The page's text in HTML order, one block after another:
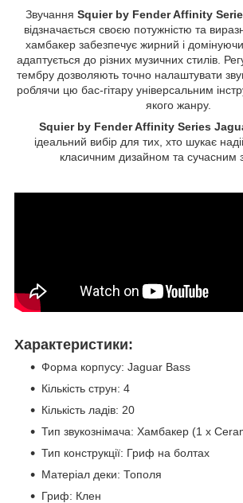
Звучання Squier by Fender Affinity
відзначається своєю потужністю та
хамбакер забезпечує жирний і
адаптується до різних музичних стилів.
тембру дозволяють точно налаштувати
роблячи цю бас-гітару універсальним
якого жанру.
Squier by Fender Affinity Series
ідеальний вибір для тих, хто шукає
класичним дизайном та сучасним
Характеристики:
Форма корпусу: Jaguar Bass
Кількість струн: 4
Кількість ладів: 20
Тип звукознімача: Хамбакер (1 x
Тип конструкції: Гриф на болтах
Матеріал деки: Тополя
Гриф: Клен